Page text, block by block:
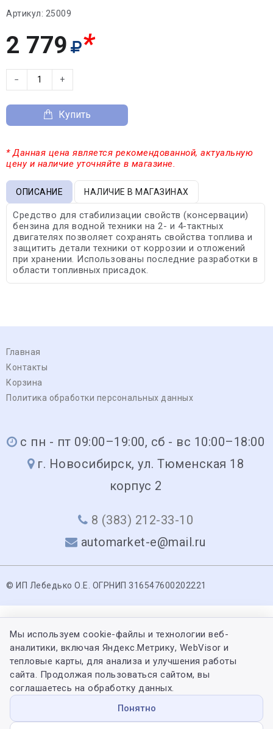
Артикул: 25009
2 779 *
− +
Купить
* Данная цена является рекомендованной, актуальную
цену и наличие уточняйте в магазине.
ОПИСАНИЕ НАЛИЧИЕ В МАГАЗИНАХ
Средство для стабилизации свойств (консервации)
бензина для водной техники на 2- и 4-тактных
двигателях позволяет сохранять свойства топлива и
защитить детали техники от коррозии и отложений
при хранении. Использованы последние разработки в
области топливных присадок.
Главная
Контакты
Корзина
Политика обработки персональных данных
с пн - пт 09:00–19:00, сб - вс 10:00–18:00
г. Новосибирск, ул. Тюменская 18
корпус 2
8 (383) 212-33-10
automarket-e@mail.ru
© ИП Лебедько О.Е. ОГРНИП 316547600202221
Мы используем cookie-файлы и технологии веб-
аналитики, включая Яндекс.Метрику, WebVisor и
тепловые карты, для анализа и улучшения работы
сайта. Продолжая пользоваться сайтом, вы
соглашаетесь на обработку данных.
Понятно